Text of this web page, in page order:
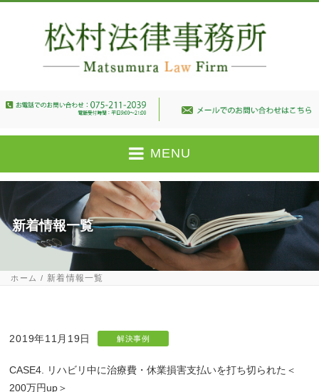
MENU
新着情報一覧
ホーム 新着情報一覧
2019年11月19日 解決事例
CASE4. リハビリ中に治療費・休業損害支払いを打ち切られた＜
200万円up＞